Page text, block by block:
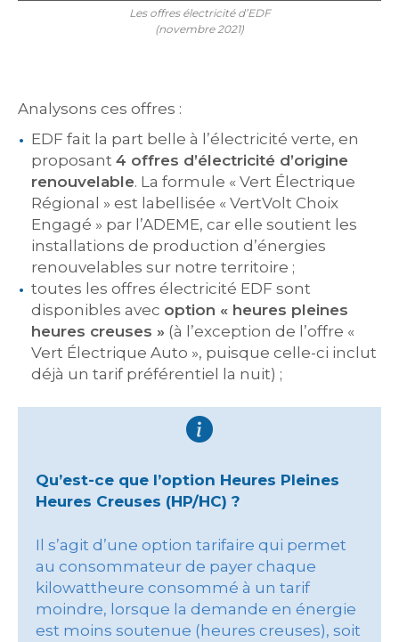
Les offres électricité d’EDF
(novembre 2021)
Analysons ces offres :
EDF fait la part belle à l’électricité verte, en
proposant 4 offres d’électricité d’origine
renouvelable. La formule « Vert Électrique
Régional » est labellisée « VertVolt Choix
Engagé » par l’ADEME, car elle soutient les
installations de production d’énergies
renouvelables sur notre territoire ;
toutes les offres électricité EDF sont
disponibles avec option « heures pleines
heures creuses » (à l’exception de l’offre «
Vert Électrique Auto », puisque celle-ci inclut
déjà un tarif préférentiel la nuit) ;
Qu’est-ce que l’option Heures Pleines
Heures Creuses (HP/HC) ?
Il s’agit d’une option tarifaire qui permet
au consommateur de payer chaque
kilowattheure consommé à un tarif
moindre, lorsque la demande en énergie
est moins soutenue (heures creuses), soit